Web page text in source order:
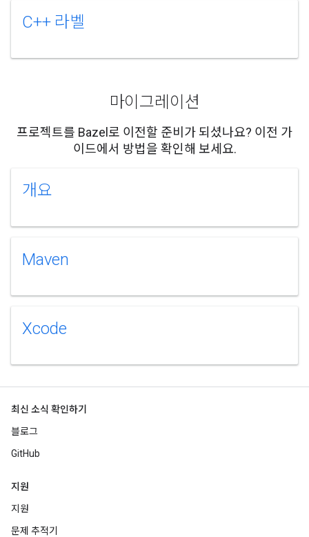
C++ 라벨
마이그레이션
프로젝트를 Bazel로 이전할 준비가 되셨나요? 이전 가
이드에서 방법을 확인해 보세요.
개요
Maven
Xcode
최신 소식 확인하기
블로그
GitHub
지원
지원
문제 추적기